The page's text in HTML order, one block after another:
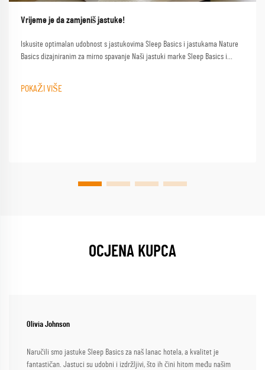
Vrijeme je da zamjeniš jastuke!
Iskusite optimalan udobnost s jastukovima Sleep Basics i jastukama Nature
Basics dizajniranim za mirno spavanje Naši jastuki marke Sleep Basics i
POKAŽI VIŠE
OCJENA KUPCA
Olivia Johnson
Naručili smo jastuke Sleep Basics za naš lanac hotela, a kvalitet je
fantastičan. Jastuci su udobni i izdržljivi, što ih čini hitom među našim